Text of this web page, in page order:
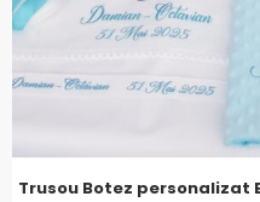
Trusou Botez personalizat